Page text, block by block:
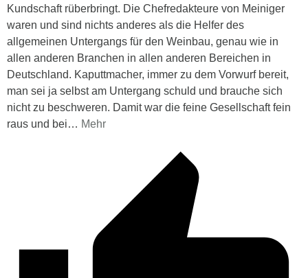
Kundschaft rüberbringt. Die Chefredakteure von Meiniger
waren und sind nichts anderes als die Helfer des
allgemeinen Untergangs für den Weinbau, genau wie in
allen anderen Branchen in allen anderen Bereichen in
Deutschland. Kaputtmacher, immer zu dem Vorwurf bereit,
man sei ja selbst am Untergang schuld und brauche sich
nicht zu beschweren. Damit war die feine Gesellschaft fein
raus und bei… Mehr